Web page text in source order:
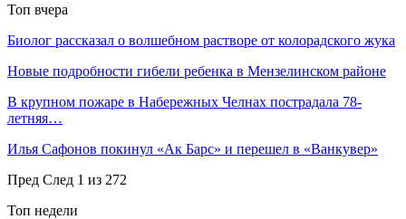
Топ вчера
Биолог рассказал о волшебном растворе от колорадского жука
Новые подробности гибели ребенка в Мензелинском районе
В крупном пожаре в Набережных Челнах пострадала 78-
летняя…
Илья Сафонов покинул «Ак Барс» и перешел в «Ванкувер»
Пред След 1 из 272
Топ недели